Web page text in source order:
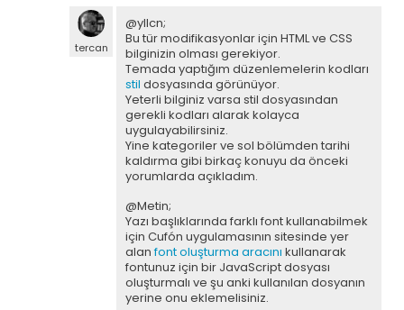
tercan
@yllcn;
Bu tür modifikasyonlar için HTML ve CSS
bilginizin olması gerekiyor.
Temada yaptığım düzenlemelerin kodları
stil dosyasında görünüyor.
Yeterli bilginiz varsa stil dosyasından
gerekli kodları alarak kolayca
uygulayabilirsiniz.
Yine kategoriler ve sol bölümden tarihi
kaldırma gibi birkaç konuyu da önceki
yorumlarda açıkladım.
@Metin;
Yazı başlıklarında farklı font kullanabilmek
için Cufón uygulamasının sitesinde yer
alanfont oluşturma aracını kullanarak
fontunuz için bir JavaScript dosyası
oluşturmalı ve şu anki kullanılan dosyanın
yerine onu eklemelisiniz.